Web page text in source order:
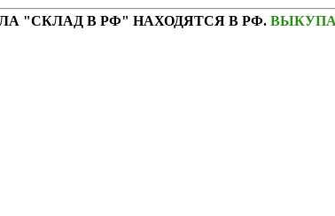
"СКЛАД В РФ" НАХОДЯТСЯ В РФ.